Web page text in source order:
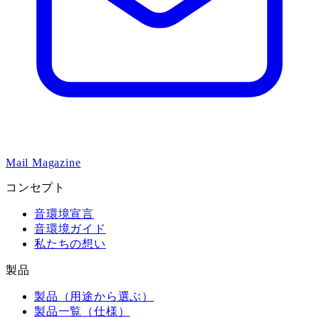
Mail Magazine
コンセプト
音環境宣言
音環境ガイド
私たちの想い
製品
製品（用途から選ぶ）
製品一覧（仕様）